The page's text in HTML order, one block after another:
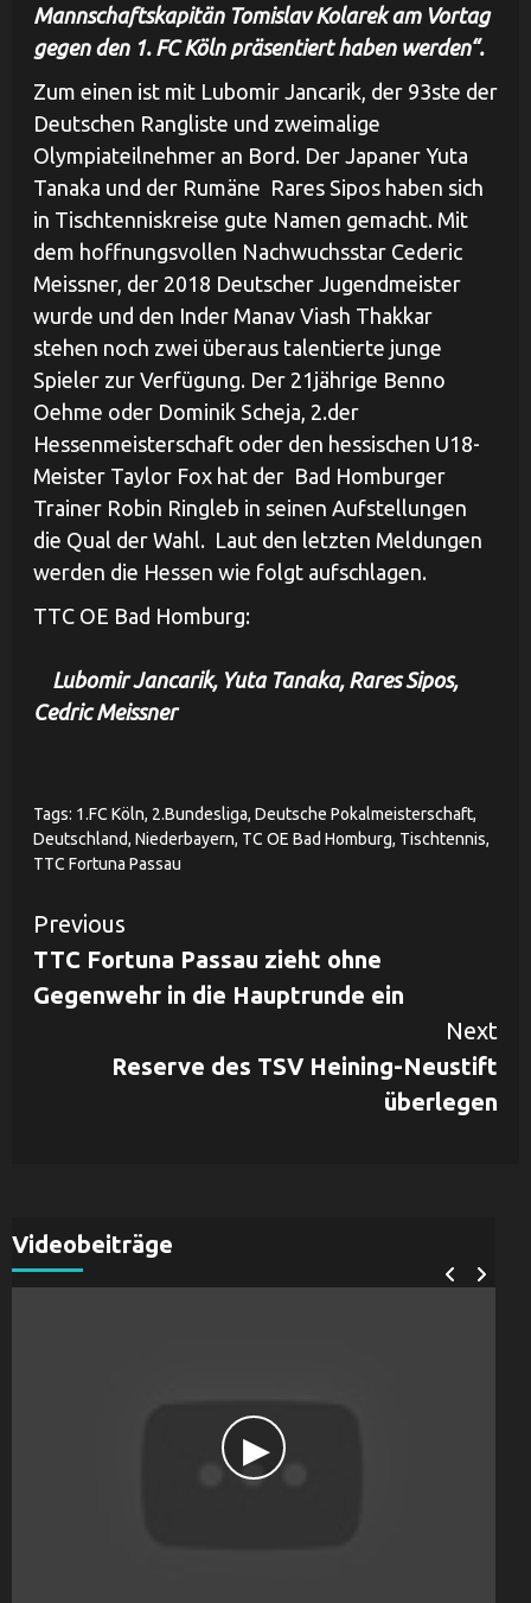
Mannschaftskapitän Tomislav Kolarek am Vortag
gegen den 1. FC Köln präsentiert haben werden“.
Zum einen ist mit Lubomir Jancarik, der 93ste der
Deutschen Rangliste und zweimalige
Olympiateilnehmer an Bord. Der Japaner Yuta
Tanaka und der Rumäne Rares Sipos haben sich
in Tischtenniskreise gute Namen gemacht. Mit
dem hoffnungsvollen Nachwuchsstar Cederic
Meissner, der 2018 Deutscher Jugendmeister
wurde und den Inder Manav Viash Thakkar
stehen noch zwei überaus talentierte junge
Spieler zur Verfügung. Der 21jährige Benno
Oehme oder Dominik Scheja, 2.der
Hessenmeisterschaft oder den hessischen U18-
Meister Taylor Fox hat der Bad Homburger
Trainer Robin Ringleb in seinen Aufstellungen
die Qual der Wahl. Laut den letzten Meldungen
werden die Hessen wie folgt aufschlagen.
TTC OE Bad Homburg:
Lubomir Jancarik, Yuta Tanaka, Rares Sipos,
Cedric Meissner
Tags: 1.FC Köln, 2.Bundesliga, Deutsche Pokalmeisterschaft,
Deutschland, Niederbayern, TC OE Bad Homburg, Tischtennis,
TTC Fortuna Passau
Continue
Reading
Previous
TTC Fortuna Passau zieht ohne
Gegenwehr in die Hauptrunde ein
Next
Reserve des TSV Heining-Neustift
überlegen
Videobeiträge